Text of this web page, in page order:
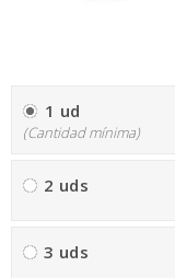
1 ud
(Cantidad mínima)
2 uds
3 uds